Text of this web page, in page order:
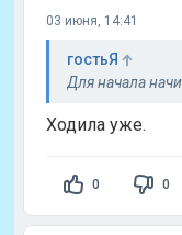
03 июня, 14:41
гостьЯ
Для начала
Ходила уже.
0 0